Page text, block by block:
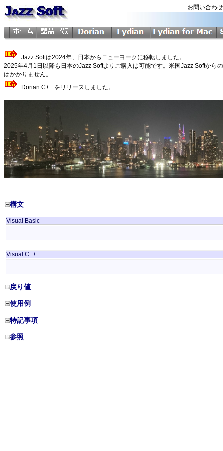
お問い合わ
Jazz Softは2024年、日本からニューヨークに移転しました。
2025年4月1日以降も日本のJazz Softよりご購入は可能です。米国Jazz Softから
はかかりません。
Dorian.C++ をリリースしました。
構文
Visual Basic
Visual C++
戻り値
使用例
特記事項
参照